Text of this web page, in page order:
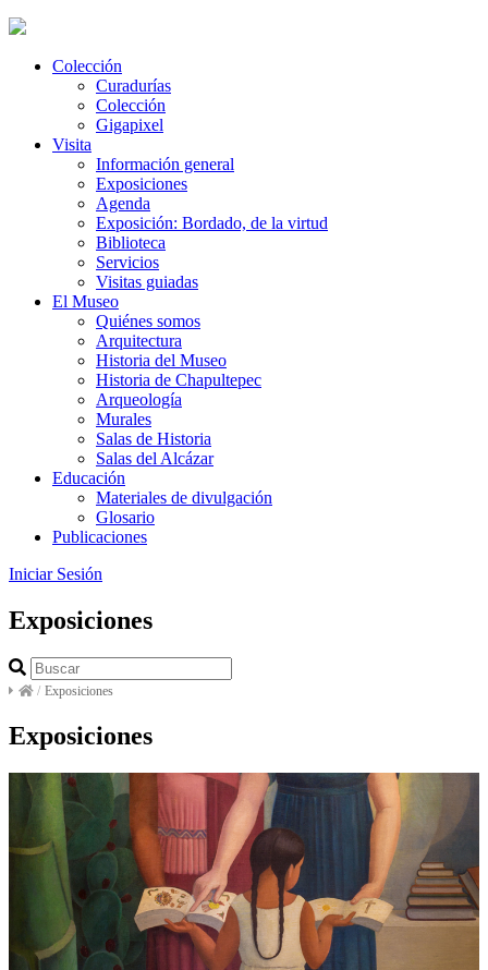
Colección
Curadurías
Colección
Gigapixel
Visita
Información general
Exposiciones
Agenda
Exposición: Bordado, de la virtud
Biblioteca
Servicios
Visitas guiadas
El Museo
Quiénes somos
Arquitectura
Historia del Museo
Historia de Chapultepec
Arqueología
Murales
Salas de Historia
Salas del Alcázar
Educación
Materiales de divulgación
Glosario
Publicaciones
Iniciar Sesión
Exposiciones
/ Exposiciones
Exposiciones